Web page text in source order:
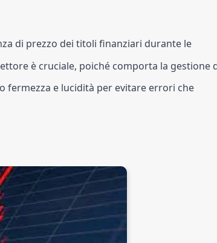
di prezzo dei titoli finanziari durante le
è cruciale, poiché comporta la gestione
fermezza e lucidità per evitare errori che